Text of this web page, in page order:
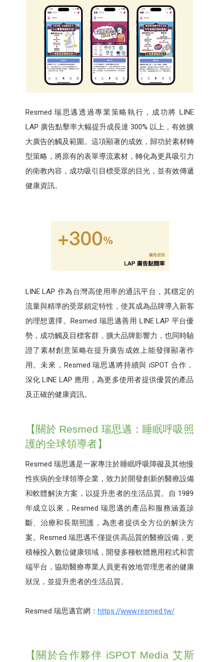
Resmed 瑞思邁透過專業策略執行，成功將 LINE
LAP 廣告點擊率大幅提升成長達 300% 以上，有效擴
大廣告的觸及範圍。這項顯著的成效，歸功於素材轉
型策略，將原有的表單導流素材，轉化為更具吸引力
的衛教內容，成功吸引目標受眾的目光，並有效傳遞
健康資訊。
LINE LAP 作為台灣高使用率的通訊平台，其穩定的
流量與精準的受眾鎖定特性，使其成為品牌導入新客
的理想選擇。Resmed 瑞思邁善用 LINE LAP 平台優
勢，成功觸及目標客群，擴大品牌影響力，也同時驗
證了素材創意策略在提升廣告成效上能發揮顯著作
用。未來，Resmed 瑞思邁將持續與 iSPOT 合作，
深化 LINE LAP 應用，為更多使用者提供優質的產品
及正確的健康資訊。
【關於 Resmed 瑞思邁：睡眠呼吸照
護的全球領導者】
Resmed 瑞思邁是一家專注於睡眠呼吸障礙及其他慢
性疾病的全球領導企業，致力於開發創新的醫療設備
和軟體解決方案，以提升患者的生活品質。自 1989
年成立以來，Resmed 瑞思邁的產品和服務涵蓋診
斷、治療和長期照護，為患者提供全方位的解決方
案。Resmed 瑞思邁不僅提供高品質的醫療設備，更
積極投入數位健康領域，開發多種軟體應用程式和雲
端平台，協助醫療專業人員更有效地管理患者的健康
狀況，並提升患者的生活品質。
Resmed 瑞思邁官網： https://www.resmed.tw/
【關於合作夥伴 iSPOT Media 艾斯